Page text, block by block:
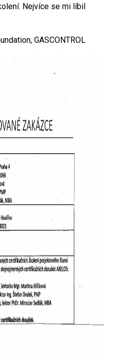
Nejvíce se mi líbil
GASCONTROL